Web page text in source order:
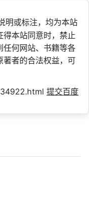
明或标注，均为本站
得本站同意时，禁止
任何网站、书籍等各
著者的合法权益，可
提交百度